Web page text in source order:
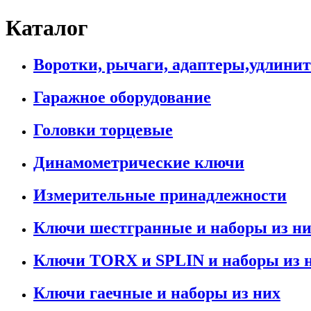
Каталог
Воротки, рычаги,
Гаражное оборудование
Головки торцевые
Динамометрические ключи
Измерительные принадлежности
Ключи шестгранные и наборы из
Ключи TORX и SPLIN и наборы из
Ключи гаечные и наборы из них